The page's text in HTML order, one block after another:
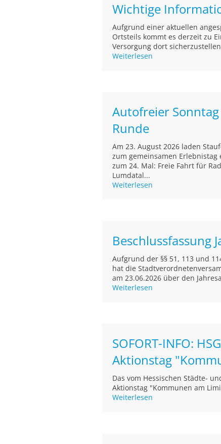
Wichtige
Aufgrund einer aktuellen
Ortsteils kommt es derzeit zu
Versorgung dort
Weiterlesen
Autofreier
Runde
Am 23. August 2026 laden
zum gemeinsamen
zum 24. Mal: Freie Fahrt für
Lumdatal...
Weiterlesen
Beschlussfassung
Aufgrund der §§ 51, 113 und
hat die
am 23.06.2026 über den
Weiterlesen
SOFORT-INFO:
Aktionstag
Das vom Hessischen Städte-
Aktionstag "Kommunen am
Weiterlesen